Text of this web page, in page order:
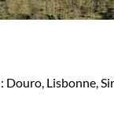
Lisbonne,